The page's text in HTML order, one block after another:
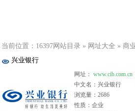
当前位置： 16397网站目录 » 网址大全 » 商
兴业银行
网址： www.cib.com.cn
中文名：兴业银行
浏览量：2686
性质：企业